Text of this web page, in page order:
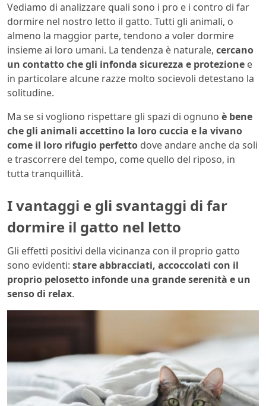
Vediamo di analizzare quali sono i pro e i contro di far
dormire nel nostro letto il gatto. Tutti gli animali, o
almeno la maggior parte, tendono a voler dormire
insieme ai loro umani. La tendenza è naturale, cercano
un contatto che gli infonda sicurezza e protezione e
in particolare alcune razze molto socievoli detestano la
solitudine.
Ma se si vogliono rispettare gli spazi di ognuno è bene
che gli animali accettino la loro cuccia e la vivano
come il loro rifugio perfetto dove andare anche da soli
e trascorrere del tempo, come quello del riposo, in
tutta tranquillità.
I vantaggi e gli svantaggi di far
dormire il gatto nel letto
Gli effetti positivi della vicinanza con il proprio gatto
sono evidenti: stare abbracciati, accoccolati con il
proprio pelosetto infonde una grande serenità e un
senso di relax.